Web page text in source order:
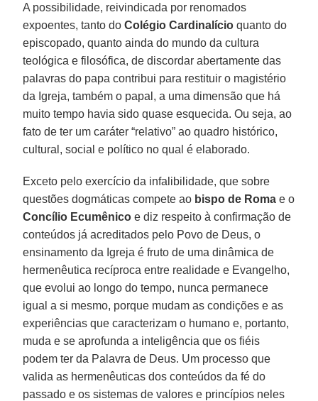
A possibilidade, reivindicada por renomados
expoentes, tanto doColégio Cardinalício quanto do
episcopado, quanto ainda do mundo da cultura
teológica e filosófica, de discordar abertamente das
palavras do papa contribui para restituir o magistério
da Igreja, também o papal, a uma dimensão que há
muito tempo havia sido quase esquecida. Ou seja, ao
fato de ter um caráter “relativo” ao quadro histórico,
cultural, social e político no qual é elaborado.
Exceto pelo exercício da infalibilidade, que sobre
questões dogmáticas compete ao bispo de Roma e o
Concílio Ecumênico e diz respeito à confirmação de
conteúdos já acreditados pelo Povo de Deus, o
ensinamento da Igreja é fruto de uma dinâmica de
hermenêutica recíproca entre realidade e Evangelho,
que evolui ao longo do tempo, nunca permanece
igual a si mesmo, porque mudam as condições e as
experiências que caracterizam o humano e, portanto,
muda e se aprofunda a inteligência que os fiéis
podem ter da Palavra de Deus. Um processo que
valida as hermenêuticas dos conteúdos da fé do
passado e os sistemas de valores e princípios neles